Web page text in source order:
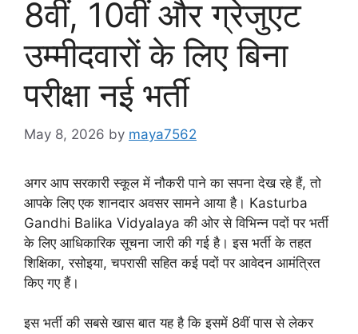
8वीं, 10वीं और ग्रेजुएट
उम्मीदवारों के लिए बिना
परीक्षा नई भर्ती
May 8, 2026 by maya7562
अगर आप सरकारी स्कूल में नौकरी पाने का सपना देख रहे हैं, तो
आपके लिए एक शानदार अवसर सामने आया है। Kasturba
Gandhi Balika Vidyalaya की ओर से विभिन्न पदों पर भर्ती
के लिए आधिकारिक सूचना जारी की गई है। इस भर्ती के तहत
शिक्षिका, रसोइया, चपरासी सहित कई पदों पर आवेदन आमंत्रित
किए गए हैं।
इस भर्ती की सबसे खास बात यह है कि इसमें 8वीं पास से लेकर